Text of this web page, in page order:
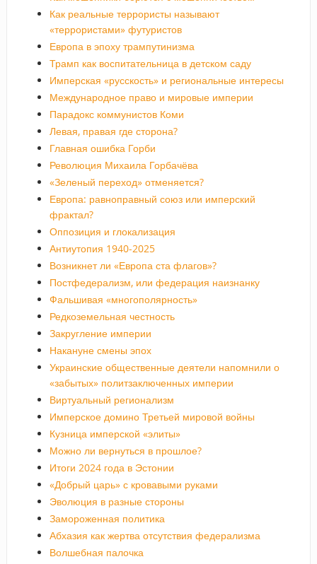
Как реальные террористы называют
«террористами» футуристов
Европа в эпоху трампутинизма
Трамп как воспитательница в детском саду
Имперская «русскость» и региональные интересы
Международное право и мировые империи
Парадокс коммунистов Коми
Левая, правая где сторона?
Главная ошибка Горби
Революция Михаила Горбачёва
«Зеленый переход» отменяется?
Европа: равноправный союз или имперский
фрактал?
Оппозиция и глокализация
Антиутопия 1940-2025
Возникнет ли «Европа ста флагов»?
Постфедерализм, или федерация наизнанку
Фальшивая «многополярность»
Редкоземельная честность
Закругление империи
Накануне смены эпох
Украинские общественные деятели напомнили о
«забытых» политзаключенных империи
Виртуальный регионализм
Имперское домино Третьей мировой войны
Кузница имперской «элиты»
Можно ли вернуться в прошлое?
Итоги 2024 года в Эстонии
«Добрый царь» с кровавыми руками
Эволюция в разные стороны
Замороженная политика
Абхазия как жертва отсутствия федерализма
Волшебная палочка